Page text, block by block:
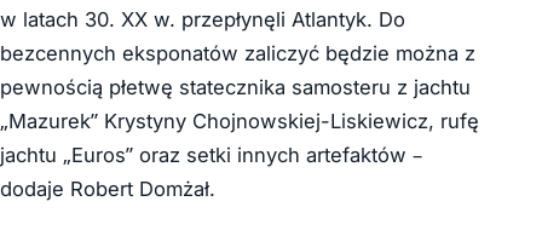
w latach 30. XX w. przepłynęli Atlantyk. Do
bezcennych eksponatów zaliczyć będzie można z
pewnością płetwę statecznika samosteru z jachtu
„Mazurek” Krystyny Chojnowskiej-Liskiewicz, rufę
jachtu „Euros” oraz setki innych artefaktów –
dodaje Robert Domżał.